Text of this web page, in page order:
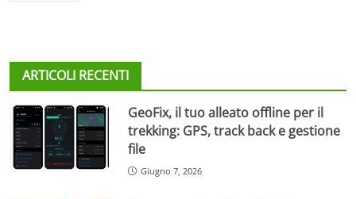
ARTICOLI RECENTI
GeoFix, il tuo alleato offline per il
trekking: GPS, track back e gestione
file
Giugno 7, 2026